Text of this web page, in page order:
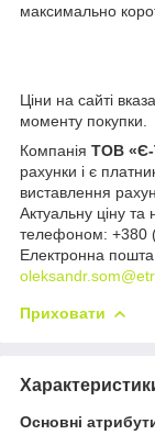
максимально
Ціни на сайті
моменту покупки.
Компанія ТОВ
рахунки і є
виставлення
Актуальну ціну
телефоном: +380
Електронна
Приховати
Основні